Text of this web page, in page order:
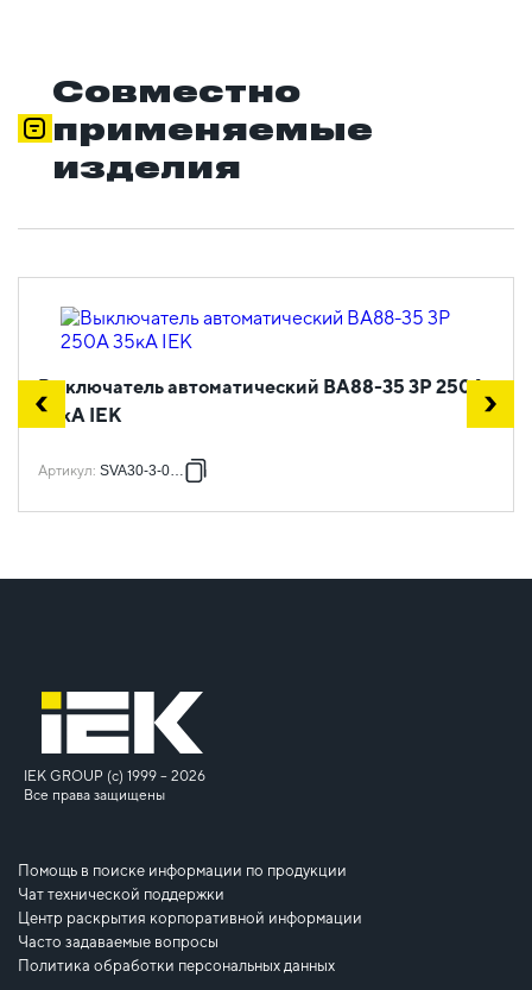
Совместно
применяемые
изделия
Выключатель автоматический ВА88-35 3Р 250А
35кА IEK
Артикул: SVA30-3-0250
IEK GROUP (c) 1999 – 2026
Все права защищены
Помощь в поиске информации по продукции
Чат технической поддержки
Центр раскрытия корпоративной информации
Часто задаваемые вопросы
Политика обработки персональных данных